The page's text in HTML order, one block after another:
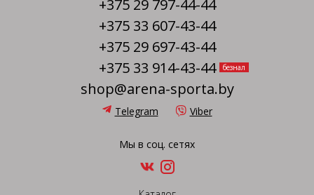
+375 29 797-44-44
+375 33 607-43-44
+375 29 697-43-44
+375 33 914-43-44
безнал
shop@arena-sporta.by
Telegram Viber
Мы в соц. сетях